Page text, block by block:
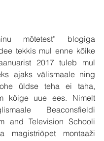
mõtetest” blogiga
tekkis mul enne kõike
2017 tuleb mul
ajaks välismaale ning
üldse teha ei taha,
kõige uue ees. Nimelt
Beaconsfieldi
and Television Schooli
magistriõpet montaaži